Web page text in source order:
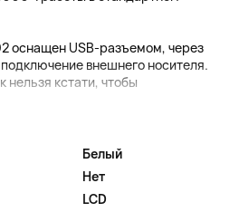
оснащен USB-разъемом, через
внешнего носителя.
нельзя кстати, чтобы
Белый
Нет
LCD